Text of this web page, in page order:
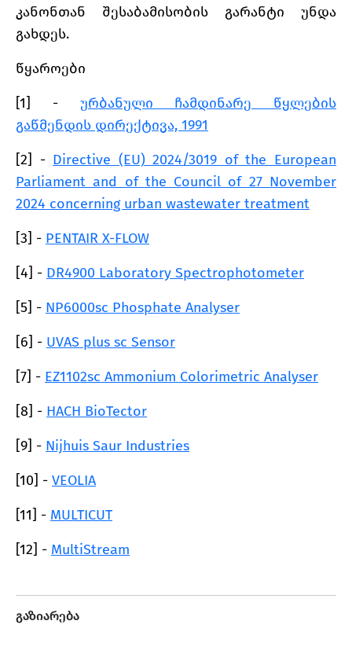
კანონთან შესაბამისობის გარანტი უნდა
გახდეს.
წყაროები
[1] - ურბანული ჩამდინარე წყლების
გაწმენდის დირექტივა, 1991
[2] - Directive (EU) 2024/3019 of the European
Parliament and of the Council of 27 November
2024 concerning urban wastewater treatment
[3] - PENTAIR X-FLOW
[4] - DR4900 Laboratory Spectrophotometer
[5] - NP6000sc Phosphate Analyser
[6] - UVAS plus sc Sensor
[7] - EZ1102sc Ammonium Colorimetric Analyser
[8] - HACH BioTector
[9] - Nijhuis Saur Industries
[10] - VEOLIA
[11] - MULTICUT
[12] - MultiStream
გაზიარება